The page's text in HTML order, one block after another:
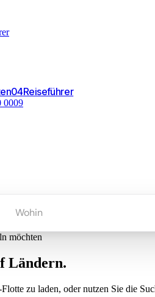
04Reiseführer
0009
möchten
Ländern.
zu laden, oder nutzen Sie die